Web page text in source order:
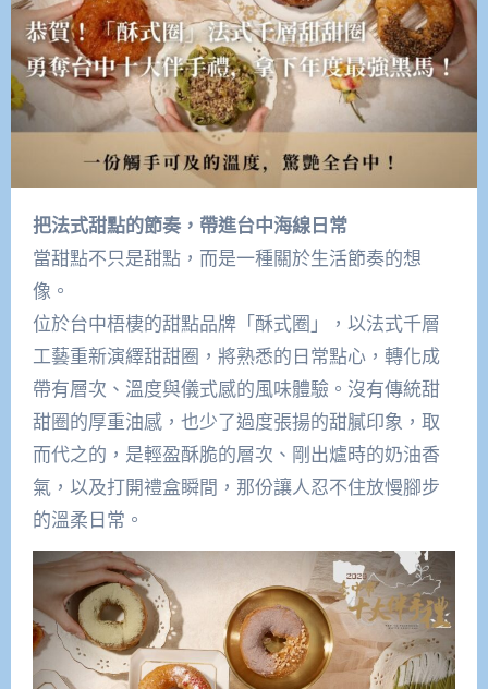
把法式甜點的節奏，帶進台中海線日常
當甜點不只是甜點，而是一種關於生活節奏的想
像。
位於台中梧棲的甜點品牌「酥式圈」，以法式千層
工藝重新演繹甜甜圈，將熟悉的日常點心，轉化成
帶有層次、溫度與儀式感的風味體驗。沒有傳統甜
甜圈的厚重油感，也少了過度張揚的甜膩印象，取
而代之的，是輕盈酥脆的層次、剛出爐時的奶油香
氣，以及打開禮盒瞬間，那份讓人忍不住放慢腳步
的溫柔日常。